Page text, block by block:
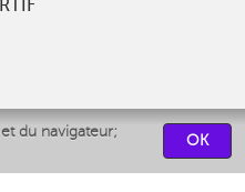
du navigateur;
OK